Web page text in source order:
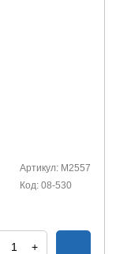
Артикул: М2557
Код: 08-530
+